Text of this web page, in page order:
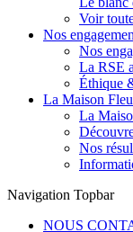
Voir
Nos
Nos
La RSE
Éthique
La Maison
La
Nos
Navigation Topbar
NOUS